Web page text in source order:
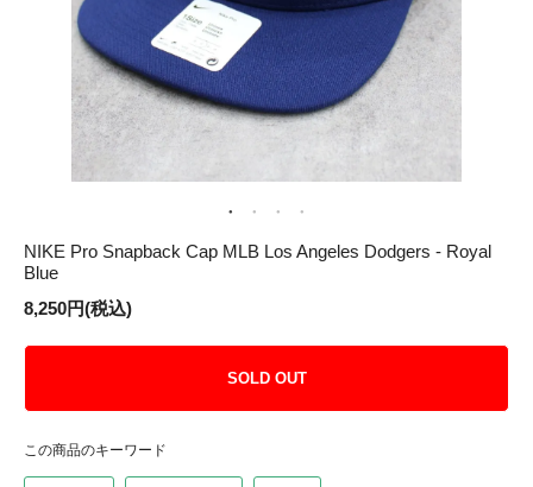
NIKE Pro Snapback Cap MLB Los Angeles Dodgers - Royal
Blue
8,250円(税込)
SOLD OUT
この商品のキーワード